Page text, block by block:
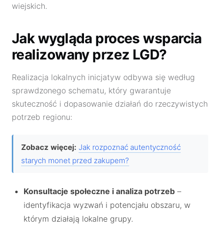
wiejskich.
Jak wygląda proces wsparcia
realizowany przez LGD?
Realizacja lokalnych inicjatyw odbywa się według
sprawdzonego schematu, który gwarantuje
skuteczność i dopasowanie działań do rzeczywistych
potrzeb regionu:
Zobacz więcej: Jak rozpoznać autentyczność
starych monet przed zakupem?
Konsultacje społeczne i analiza potrzeb –
identyfikacja wyzwań i potencjału obszaru, w
którym działają lokalne grupy.